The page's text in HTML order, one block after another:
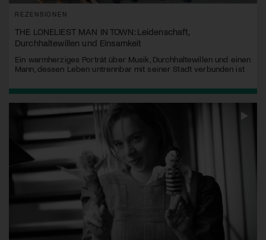
REZENSIONEN
THE LONELIEST MAN IN TOWN: Leidenschaft,
Durchhaltewillen und Einsamkeit
Ein warmherziges Porträt über Musik, Durchhaltewillen und einen
Mann, dessen Leben untrennbar mit seiner Stadt verbunden ist